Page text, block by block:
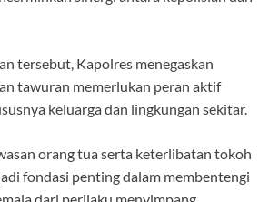
tersebut, Kapolres menegaskan
tawuran memerlukan peran aktif
keluarga dan lingkungan sekitar.
orang tua serta keterlibatan tokoh
fondasi penting dalam membentengi
dari perilaku menyimpang.